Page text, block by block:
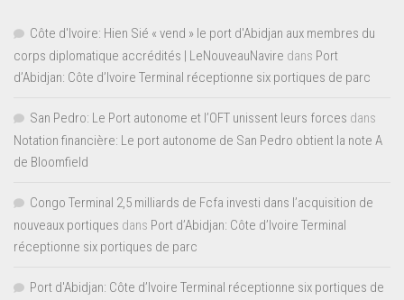
Côte d'Ivoire: Hien Sié « vend » le port d'Abidjan aux membres du
corps diplomatique accrédités | LeNouveauNavire dans Port
d’Abidjan: Côte d’Ivoire Terminal réceptionne six portiques de parc
San Pedro: Le Port autonome et l’OFT unissent leurs forces dans
Notation financière: Le port autonome de San Pedro obtient la note A
de Bloomfield
Congo Terminal 2,5 milliards de Fcfa investi dans l’acquisition de
nouveaux portiques dans Port d’Abidjan: Côte d’Ivoire Terminal
réceptionne six portiques de parc
Port d'Abidjan: Côte d’Ivoire Terminal réceptionne six portiques de